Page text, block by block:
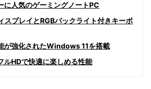
に人気のゲーミングノートPC
スプレイとRGBバックライト付きキーボ
が強化されたWindows 11を搭載
ルHDで快適に楽しめる性能